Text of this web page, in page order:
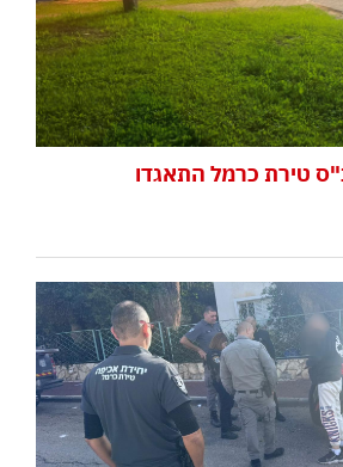
טירת כרמל התאגדו